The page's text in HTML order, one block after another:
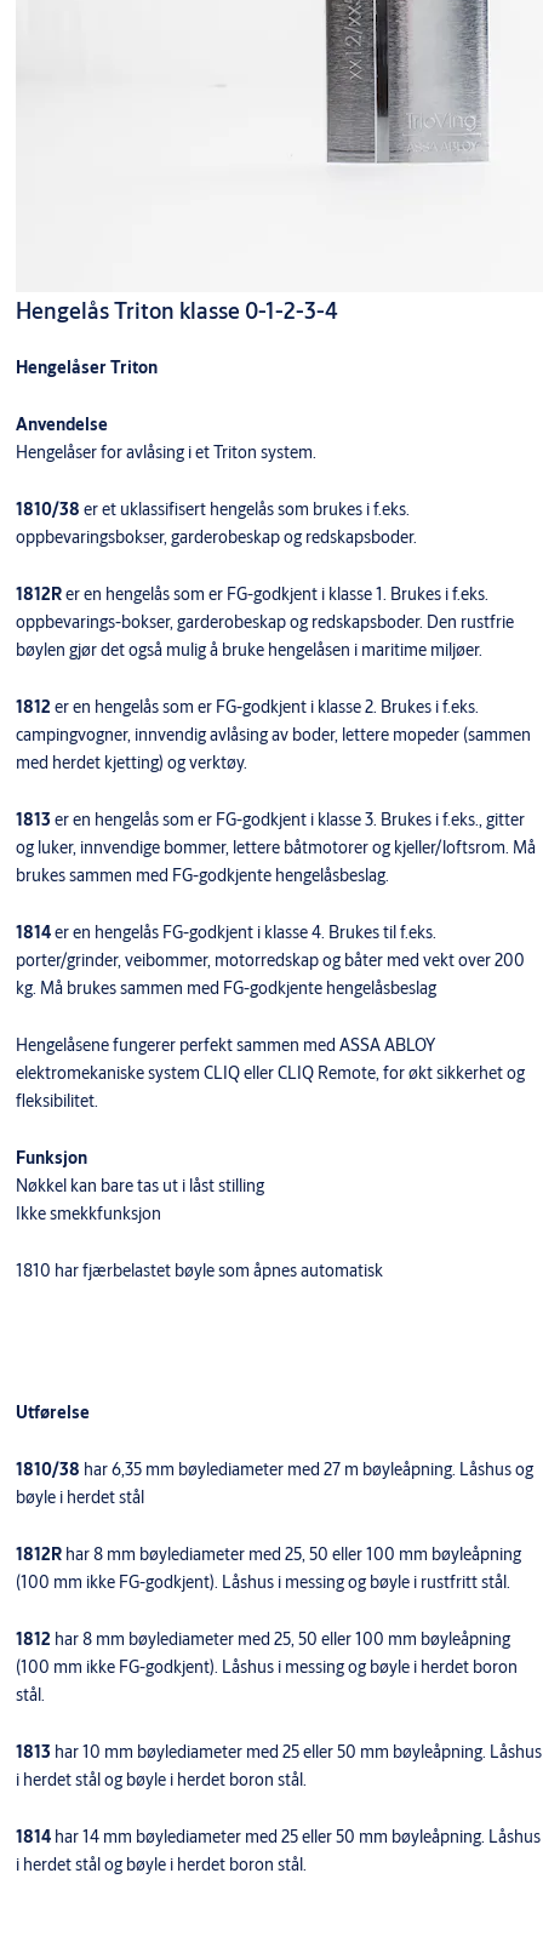
Hengelås Triton klasse 0-1-2-3-4
Hengelåser Triton
Anvendelse
Hengelåser for avlåsing i et Triton system.
1810/38 er et uklassifisert hengelås som brukes i f.eks.
oppbevaringsbokser, garderobeskap og redskapsboder.
1812Rer en hengelås som er FG-godkjent i klasse 1. Brukes i f.eks.
oppbevarings-bokser, garderobeskap og redskapsboder. Den rustfrie
bøylen gjør det også mulig å bruke hengelåsen i maritime miljøer.
1812 er en hengelås som er FG-godkjent i klasse 2. Brukes i f.eks.
campingvogner, innvendig avlåsing av boder, lettere mopeder (sammen
med herdet kjetting) og verktøy.
1813 er en hengelås som er FG-godkjent i klasse 3. Brukes i f.eks., gitter
og luker, innvendige bommer, lettere båtmotorer og kjeller/loftsrom. Må
brukes sammen med FG-godkjente hengelåsbeslag.
1814er en hengelås FG-godkjent i klasse 4. Brukes til f.eks.
porter/grinder, veibommer, motorredskap og båter med vekt over 200
kg. Må brukes sammen med FG-godkjente hengelåsbeslag
Hengelåsene fungerer perfekt sammen med ASSA ABLOY
elektromekaniske system CLIQ eller CLIQ Remote, for økt sikkerhet og
fleksibilitet.
Funksjon
Nøkkel kan bare tas ut i låst stilling
Ikke smekkfunksjon
1810 har fjærbelastet bøyle som åpnes automatisk
Utførelse
1810/38 har 6,35 mm bøylediameter med 27 m bøyleåpning. Låshus og
bøyle i herdet stål
1812Rhar 8 mm bøylediameter med 25, 50 eller 100 mm bøyleåpning
(100 mm ikke FG-godkjent). Låshus i messing og bøyle i rustfritt stål.
1812 har 8 mm bøylediameter med 25, 50 eller 100 mm bøyleåpning
(100 mm ikke FG-godkjent). Låshus i messing og bøyle i herdet boron
stål.
1813 har 10 mm bøylediameter med 25 eller 50 mm bøyleåpning. Låshus
i herdet stål og bøyle i herdet boron stål.
1814 har 14 mm bøylediameter med 25 eller 50 mm bøyleåpning. Låshus
i herdet stål og bøyle i herdet boron stål.